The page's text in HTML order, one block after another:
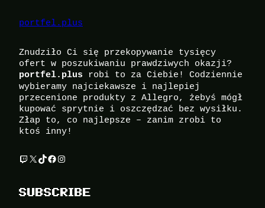
portfel.plus
Znudziło Ci się przekopywanie tysięcy
ofert w poszukiwaniu prawdziwych okazji?
portfel.plus robi to za Ciebie! Codziennie
wybieramy najciekawsze i najlepiej
przecenione produkty z Allegro, żebyś mógł
kupować sprytnie i oszczędzać bez wysiłku.
Złap to, co najlepsze – zanim zrobi to
ktoś inny!
Twitch X TikTok Facebook Instagram
SUBSCRIBE